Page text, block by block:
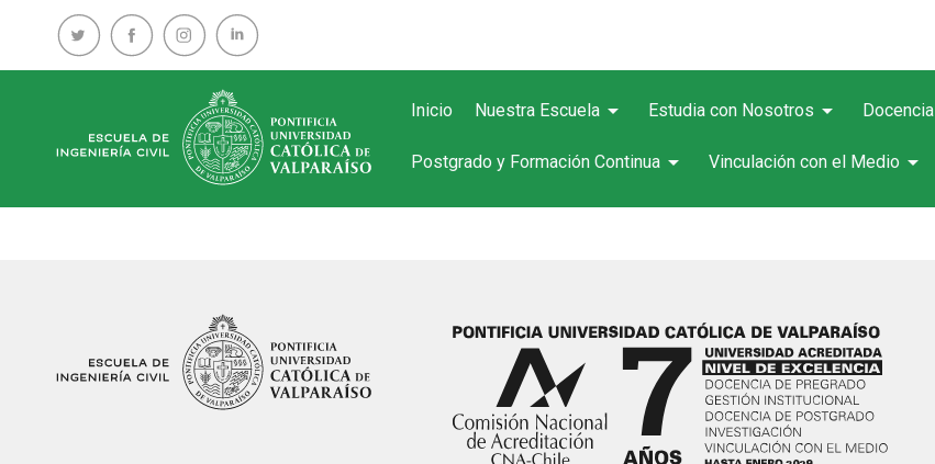
Inicio Nuestra Escuela arrow_drop_down Estudia con Nosotros arrow_drop_down Docencia
Postgrado y Formación Continua arrow_drop_down Vinculación con el Medio arrow_drop_down